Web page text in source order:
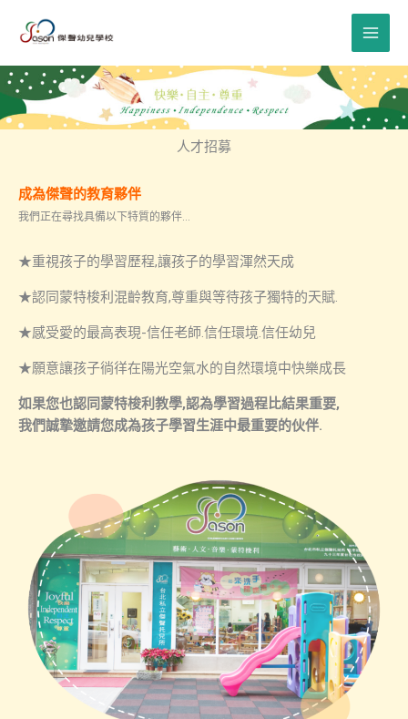
要
內
容
人才招募
成為傑聲的教育夥伴
我們正在尋找具備以下特質的夥伴…
★重視孩子的學習歷程,讓孩子的學習渾然天成
★認同蒙特梭利混齡教育,尊重與等待孩子獨特的天賦.
★感受愛的最高表現-信任老師.信任環境.信任幼兒
★願意讓孩子徜徉在陽光空氣水的自然環境中快樂成長
如果您也認同蒙特梭利教學,認為學習過程比結果重要,
我們誠摯邀請您成為孩子學習生涯中最重要的伙伴.